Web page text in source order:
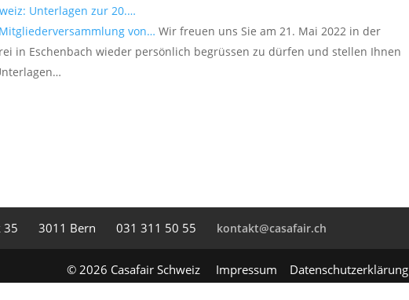
Unterlagen zur 20.…
von… Wir freuen uns Sie am 21. Mai 2022 in der
in Eschenbach wieder persönlich begrüssen zu dürfen und stellen Ihnen
35 3011 Bern 031 311 50 55 kontakt@casafair.ch
© 2026 Casafair Schweiz Impressum Datenschutzerklärung